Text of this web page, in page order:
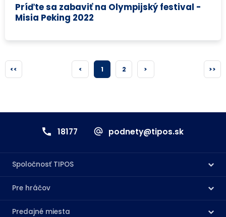
Príďte sa zabaviť na Olympijský festival -
Misia Peking 2022
<< < 1 2 > >>
18177 podnety@tipos.sk
Spoločnosť TIPOS
Pre hráčov
Predajné miesta